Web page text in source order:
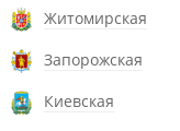
Житомирская
Запорожская
Киевская